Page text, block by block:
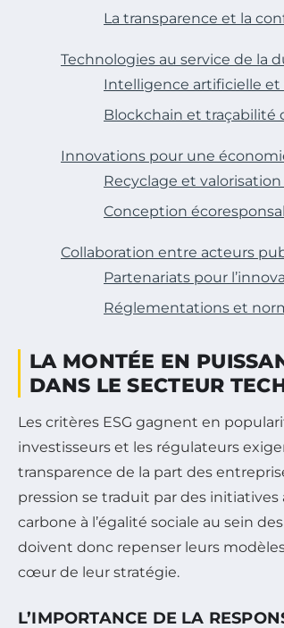
La transparence et la
Technologies au service de la
Intelligence artificielle
Blockchain et traçabilité
Innovations pour une
Recyclage et
Conception
Collaboration entre acteurs
Partenariats pour
Réglementations et
LA MONTÉE EN
DANS LE SECTEUR
Les critères ESG gagnent en
investisseurs et les régulateurs
transparence de la part des
pression se traduit par des
carbone à l’égalité sociale au sein
doivent donc repenser leurs
cœur de leur stratégie.
L’IMPORTANCE DE LA